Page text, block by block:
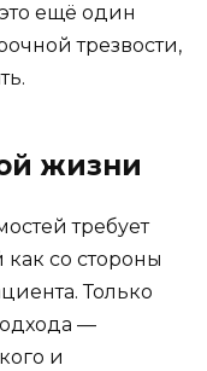
ещё один
трезвости,
жизни
требует
со стороны
Только
—
и